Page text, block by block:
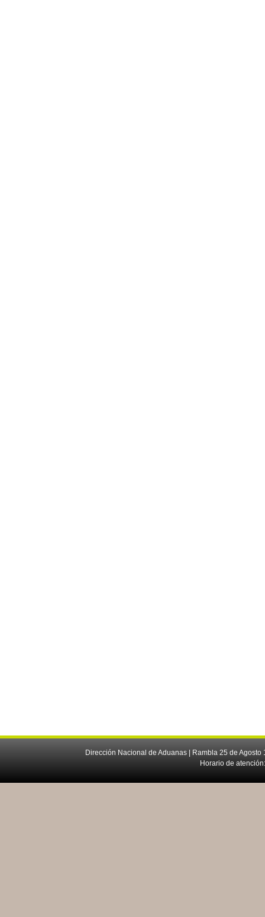
Dirección Nacional de Aduanas | Rambla 25 de
Horario de